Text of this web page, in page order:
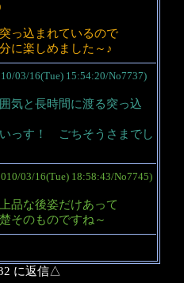
っ込まれているので
に楽しめました～♪
03/16(Tue) 15:54:20/No7737)
囲気と長時間に渡る突っ込
っす！ ごちそうさまでし
03/16(Tue) 18:58:43/No7745)
品な後姿だけあって
そのものですね～
に返信△